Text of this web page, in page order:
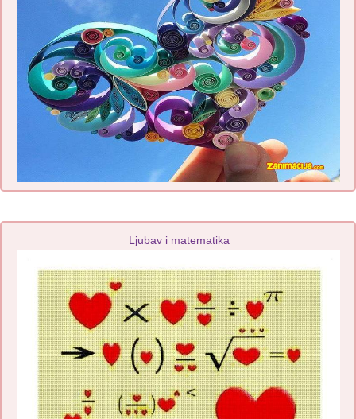
Ljubav i matematika